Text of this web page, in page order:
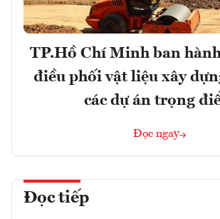
TP.Hồ Chí Minh ban
điều phối vật liệu xây
các dự án trọng
Đọc ngay
Đọc tiếp